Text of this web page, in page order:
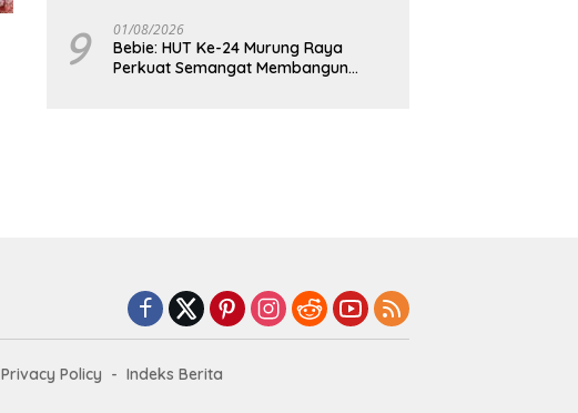
9 01/08/2026
Bebie: HUT Ke-24 Murung Raya
Perkuat Semangat Membangun
Privacy Policy
Indeks Berita